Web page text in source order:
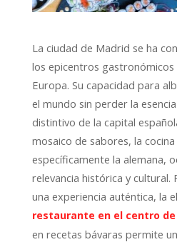
La ciudad de Madrid se ha
los epicentros gastronómicos
Europa. Su capacidad para
el mundo sin perder la
distintivo de la capital
mosaico de sabores, la
específicamente la alemana,
relevancia histórica y cultural.
una experiencia auténtica, la
restaurante en el centro
en recetas bávaras permite